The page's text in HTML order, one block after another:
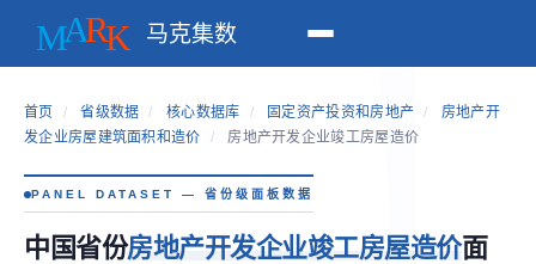
马克集数
首页 / 省级数据 / 核心数据库 / 固定资产投资和房地产 /
房地产开
发企业房屋建筑面积和造价
/ 房地产开发企业竣工房屋造价
PANEL DATASET — 省份级面板数据
中国省份房地产开发企业竣工房屋造价面